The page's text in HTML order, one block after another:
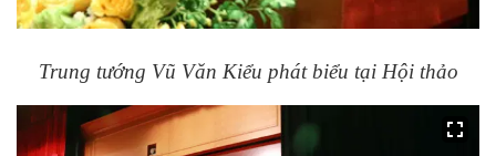
Trung tướng Vũ Văn Kiểu phát biểu tại Hội thảo